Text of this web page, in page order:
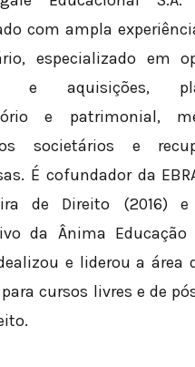
com ampla
especializado em
e aquisições,
e patrimonial,
societários e
É cofundador da
de Direito (2016)
da Ânima Educação
e liderou a área
cursos livres e de